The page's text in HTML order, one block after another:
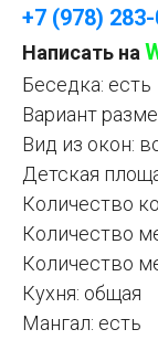
+7 (978)
Написать на
Беседка: есть
Вариант
Вид из окон:
Детская
Количество
Количество
Количество
Кухня: общая
Мангал: есть